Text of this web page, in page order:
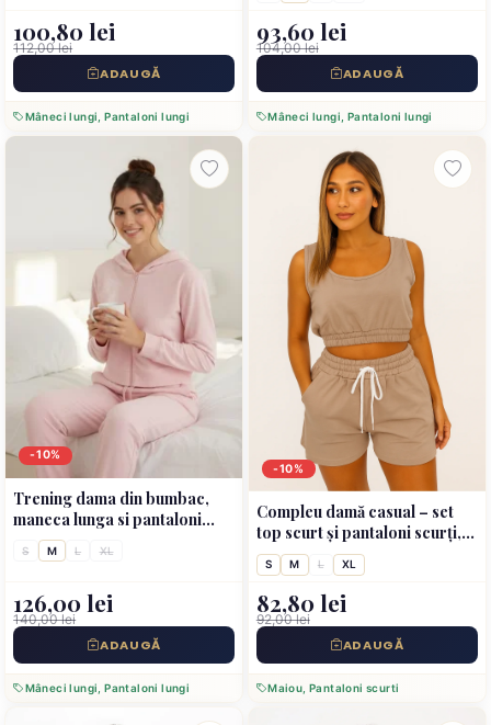
100,80 lei
112,00 lei
ADAUGĂ
Mâneci lungi, Pantaloni lungi
93,60 lei
104,00 lei
ADAUGĂ
Mâneci lungi, Pantaloni lungi
-10%
Trening dama din bumbac,
maneca lunga si pantaloni
lungi, roz
S M L XL
126,00 lei
140,00 lei
ADAUGĂ
Mâneci lungi, Pantaloni lungi
-10%
Compleu damă casual – set
top scurt și pantaloni scurți,
culoare maro
S M L XL
82,80 lei
92,00 lei
ADAUGĂ
Maiou, Pantaloni scurti